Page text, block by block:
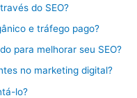
do SEO?
e tráfego pago?
para melhorar seu SEO?
no marketing digital?
lo?